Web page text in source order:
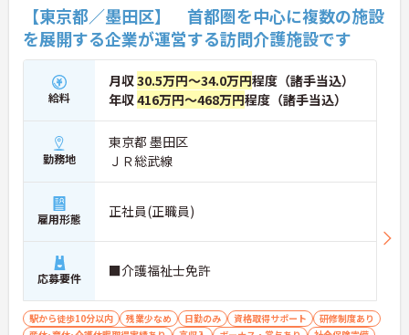
【東京都／墨田区】 首都圏を中心に複数の施設
を展開する企業が運営する訪問介護施設です
給料
月収30.5万円～34.0万円程度（諸手当込）
年収416万円～468万円程度（諸手当込）
勤務地
東京都 墨田区
ＪＲ総武線
雇用形態 正社員(正職員)
応募要件 ■介護福祉士免許
駅から徒歩10分以内 残業少なめ 日勤のみ 資格取得サポート
研修制度あり